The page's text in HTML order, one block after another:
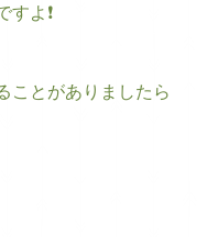
よ❗
ことがありましたら